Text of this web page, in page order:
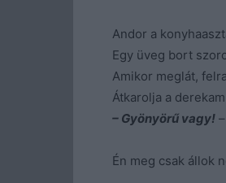
Andor a
Egy üveg bort
Amikor meglát,
Átkarolja a
– Gyönyörű vagy!
Én meg csak állok